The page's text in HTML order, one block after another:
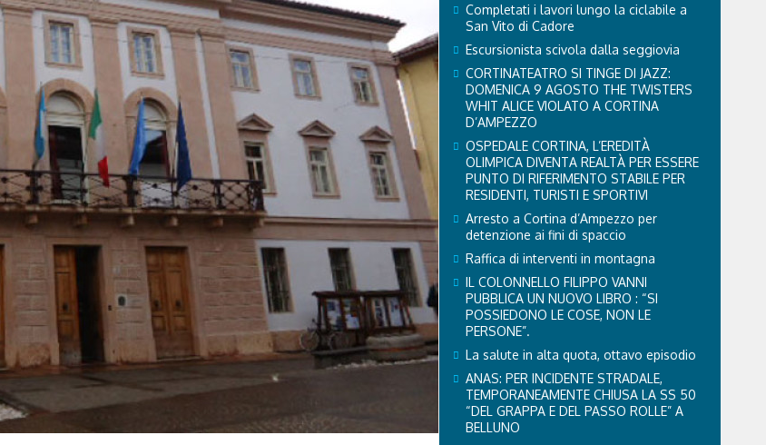
Completati i lavori lungo la ciclabile a
San Vito di Cadore
Escursionista scivola dalla seggiovia
CORTINATEATRO SI TINGE DI JAZZ:
DOMENICA 9 AGOSTO THE TWISTERS
WHIT ALICE VIOLATO A CORTINA
D’AMPEZZO
OSPEDALE CORTINA, L’EREDITÀ
OLIMPICA DIVENTA REALTÀ PER ESSERE
PUNTO DI RIFERIMENTO STABILE PER
RESIDENTI, TURISTI E SPORTIVI
Arresto a Cortina d’Ampezzo per
detenzione ai fini di spaccio
Raffica di interventi in montagna
IL COLONNELLO FILIPPO VANNI
PUBBLICA UN NUOVO LIBRO : “SI
POSSIEDONO LE COSE, NON LE
PERSONE”.
La salute in alta quota, ottavo episodio
ANAS: PER INCIDENTE STRADALE,
TEMPORANEAMENTE CHIUSA LA SS 50
“DEL GRAPPA E DEL PASSO ROLLE” A
BELLUNO